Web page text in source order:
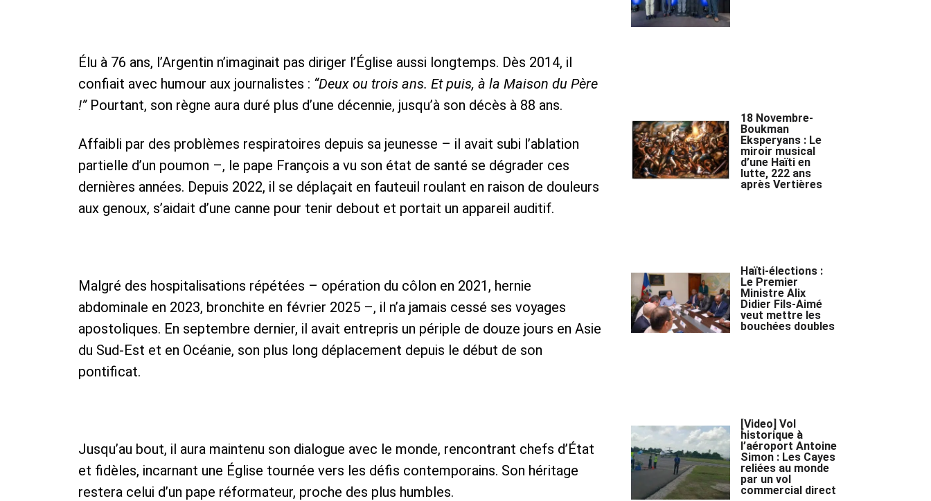
Élu à 76 ans, l’Argentin n’imaginait pas diriger l’Église aussi longtemps. Dès 2014, il
confiait avec humour aux journalistes : “Deux ou trois ans. Et puis, à la Maison du Père
!”Pourtant, son règne aura duré plus d’une décennie, jusqu’à son décès à 88 ans.
Affaibli par des problèmes respiratoires depuis sa jeunesse – il avait subi l’ablation
partielle d’un poumon –, le pape François a vu son état de santé se dégrader ces
dernières années. Depuis 2022, il se déplaçait en fauteuil roulant en raison de douleurs
aux genoux, s’aidait d’une canne pour tenir debout et portait un appareil auditif.
Malgré des hospitalisations répétées – opération du côlon en 2021, hernie
abdominale en 2023, bronchite en février 2025 –, il n’a jamais cessé ses voyages
apostoliques. En septembre dernier, il avait entrepris un périple de douze jours en Asie
du Sud-Est et en Océanie, son plus long déplacement depuis le début de son
pontificat.
Jusqu’au bout, il aura maintenu son dialogue avec le monde, rencontrant chefs d’État
et fidèles, incarnant une Église tournée vers les défis contemporains. Son héritage
restera celui d’un pape réformateur, proche des plus humbles.
18 Novembre-
Boukman
Eksperyans : Le
miroir musical
d’une Haïti en
lutte, 222 ans
après Vertières
Haïti-élections :
Le Premier
Ministre Alix
Didier Fils-Aimé
veut mettre les
bouchées doubles
[Video] Vol
historique à
l’aéroport Antoine
Simon : Les Cayes
reliées au monde
par un vol
commercial direct